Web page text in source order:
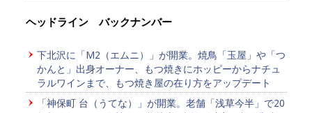
ヘッドライン バックナンバー
下北沢に「M2（エムニ）」が開業。焼鳥「玉屋」や「つ
かんと」出身オーナー、もつ焼きにホッピーからナチュ
ラルワインまで、もつ焼き屋の在り方をアップデート
「神保町 台（うてな）」が開業。老舗「浅草今半」で20